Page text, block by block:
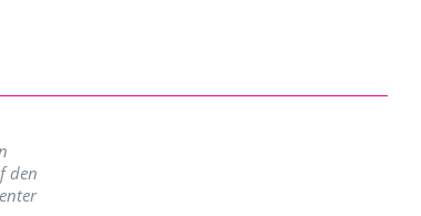
den